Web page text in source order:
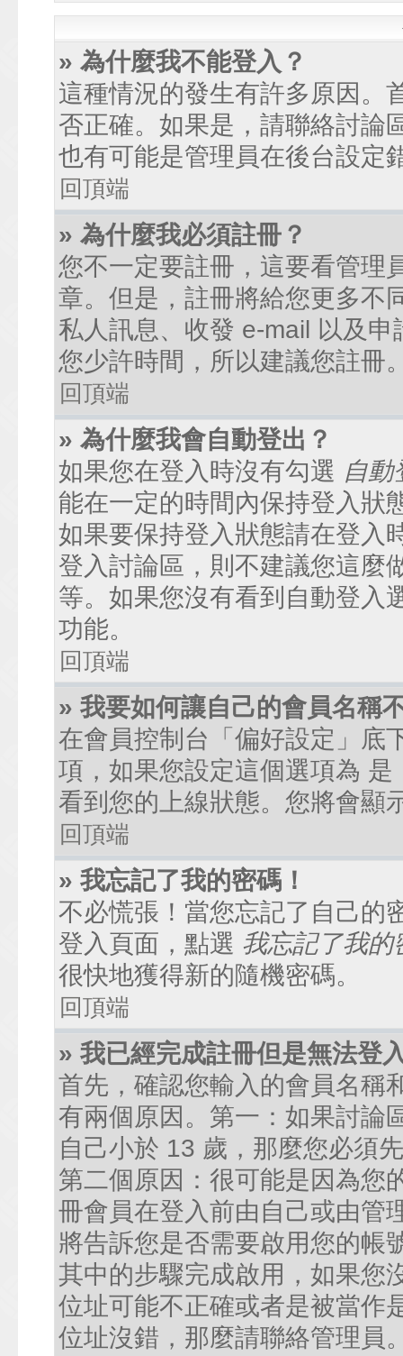
» 為什麼我不能登入？
這種情況的發生有許多原因。
否正確。如果是，請聯絡討論
也有可能是管理員在後台設定
回頂端
» 為什麼我必須註冊？
您不一定要註冊，這要看管理
章。但是，註冊將給您更多不
私人訊息、收發 e-mail 以及
您少許時間，所以建議您註冊
回頂端
» 為什麼我會自動登出？
如果您在登入時沒有勾選 自動
能在一定的時間內保持登入狀
如果要保持登入狀態請在登入
登入討論區，則不建議您這麼
等。如果您沒有看到自動登入
功能。
回頂端
» 我要如何讓自己的會員名稱
在會員控制台「偏好設定」底
項，如果您設定這個選項為 是
看到您的上線狀態。您將會顯
回頂端
» 我忘記了我的密碼！
不必慌張！當您忘記了自己的
登入頁面，點選 我忘記了我的
很快地獲得新的隨機密碼。
回頂端
» 我已經完成註冊但是無法登
首先，確認您輸入的會員名稱
有兩個原因。第一：如果討論
自己小於 13 歲，那麼您必須
第二個原因：很可能是因為您
冊會員在登入前由自己或由管
將告訴您是否需要啟用您的帳
其中的步驟完成啟用，如果您
位址可能不正確或者是被當作
位址沒錯，那麼請聯絡管理員